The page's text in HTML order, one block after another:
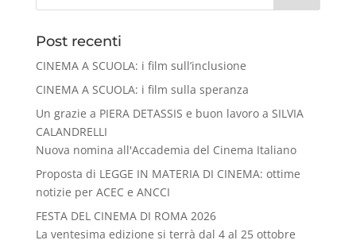
Post recenti
CINEMA A SCUOLA: i film sull’inclusione
CINEMA A SCUOLA: i film sulla speranza
Un grazie a PIERA DETASSIS e buon lavoro a SILVIA
CALANDRELLI
Nuova nomina all'Accademia del Cinema Italiano
Proposta di LEGGE IN MATERIA DI CINEMA: ottime
notizie per ACEC e ANCCI
FESTA DEL CINEMA DI ROMA 2026
La ventesima edizione si terrà dal 4 al 25 ottobre